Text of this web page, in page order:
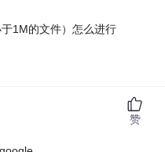
1M的文件）怎么进行
赞